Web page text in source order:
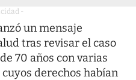
-
un mensaje
tras revisar el caso
70 años con varias
derechos habían